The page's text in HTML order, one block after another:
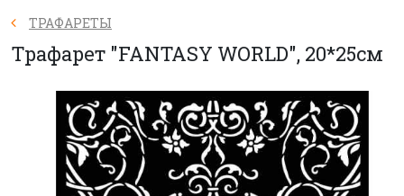
ТРАФАРЕТЫ
Трафарет "FANTASY WORLD", 20*25см